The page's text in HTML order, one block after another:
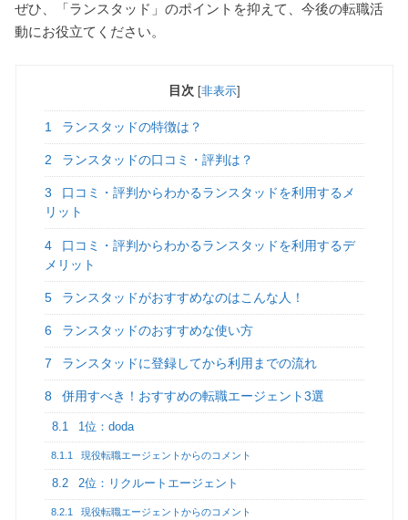
ぜひ、「ランスタッド」のポイントを抑えて、今後の転職活
動にお役立てください。
目次 非表示]
1 ランスタッドの特徴は？
2 ランスタッドの口コミ・評判は？
3
口コミ・評判からわかるランスタッドを利用するメ
リット
4
口コミ・評判からわかるランスタッドを利用するデ
メリット
5 ランスタッドがおすすめなのはこんな人！
6 ランスタッドのおすすめな使い方
7 ランスタッドに登録してから利用までの流れ
8 併用すべき！おすすめの転職エージェント3選
8.1 1位：doda
8.1.1 現役転職エージェントからのコメント
8.2 2位：リクルートエージェント
8.2.1 現役転職エージェントからのコメント